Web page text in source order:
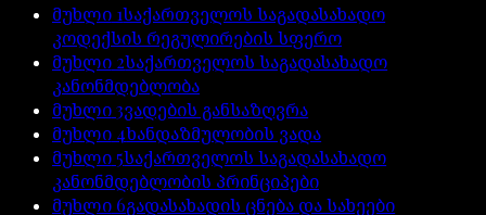
მუხლი 1საქართველოს საგადასახადო
კოდექსის რეგულირების სფერო
მუხლი 2საქართველოს საგადასახადო
კანონმდებლობა
მუხლი3ვადების განსაზღვრა
მუხლი 4ხანდაზმულობის ვადა
მუხლი 5საქართველოს საგადასახადო
კანონმდებლობის პრინციპები
მუხლი 6გადასახადის ცნება და სახეები